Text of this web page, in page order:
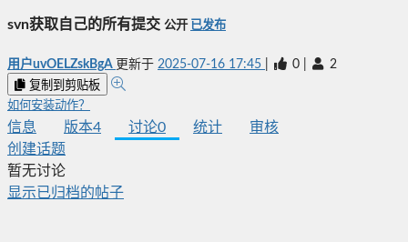
svn获取自己的所有提交 公开 已发布
用户uvOELZskBgA 更新于 2025-07-16 17:45 0 2
复制到剪贴板
如何安装动作？
信息 版本4 讨论0 统计
审核
创建话题
暂无讨论
显示已归档的帖子